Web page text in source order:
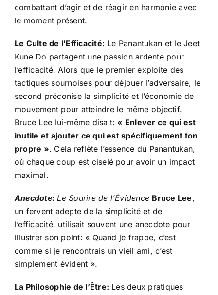
combattant d’agir et de réagir en harmonie avec
le moment présent.
Le Culte de l’Efficacité: Le Panantukan et le Jeet
Kune Do partagent une passion ardente pour
l’efficacité. Alors que le premier exploite des
tactiques sournoises pour déjouer l’adversaire, le
second préconise la simplicité et l’économie de
mouvement pour atteindre le même objectif.
Bruce Lee lui-même disait: « Enlever ce qui est
inutile et ajouter ce qui est spécifiquement ton
propre ». Cela reflète l’essence du Panantukan,
où chaque coup est ciselé pour avoir un impact
maximal.
Anecdote: Le Sourire de l’Évidence Bruce Lee,
un fervent adepte de la simplicité et de
l’efficacité, utilisait souvent une anecdote pour
illustrer son point: « Quand je frappe, c’est
comme si je rencontrais un vieil ami, c’est
simplement évident ».
La Philosophie de l’Être: Les deux pratiques